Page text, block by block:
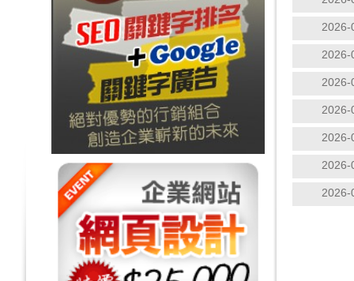
2026-
2026-
2026-
2026-
2026-
2026-
2026-